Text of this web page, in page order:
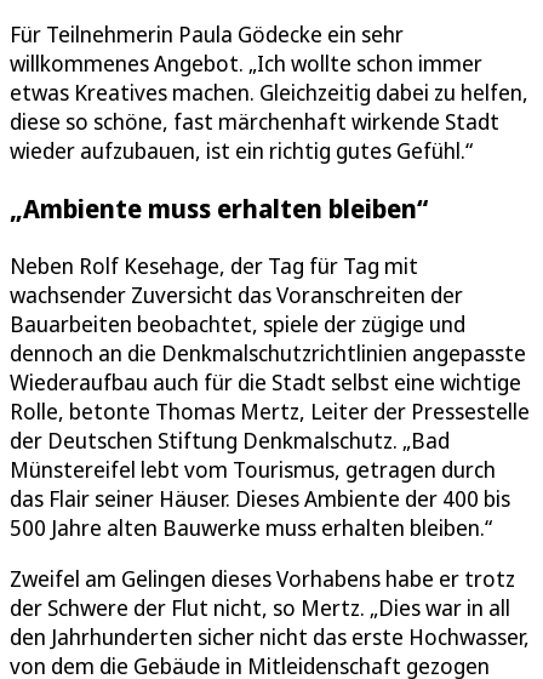
Für Teilnehmerin Paula Gödecke ein sehr
willkommenes Angebot. „Ich wollte schon immer
etwas Kreatives machen. Gleichzeitig dabei zu helfen,
diese so schöne, fast märchenhaft wirkende Stadt
wieder aufzubauen, ist ein richtig gutes Gefühl.“
„Ambiente muss erhalten bleiben“
Neben Rolf Kesehage, der Tag für Tag mit
wachsender Zuversicht das Voranschreiten der
Bauarbeiten beobachtet, spiele der zügige und
dennoch an die Denkmalschutzrichtlinien angepasste
Wiederaufbau auch für die Stadt selbst eine wichtige
Rolle, betonte Thomas Mertz, Leiter der Pressestelle
der Deutschen Stiftung Denkmalschutz. „Bad
Münstereifel lebt vom Tourismus, getragen durch
das Flair seiner Häuser. Dieses Ambiente der 400 bis
500 Jahre alten Bauwerke muss erhalten bleiben.“
Zweifel am Gelingen dieses Vorhabens habe er trotz
der Schwere der Flut nicht, so Mertz. „Dies war in all
den Jahrhunderten sicher nicht das erste Hochwasser,
von dem die Gebäude in Mitleidenschaft gezogen